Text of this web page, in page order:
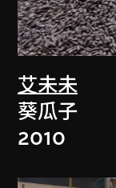
艾未未
葵瓜子
2010